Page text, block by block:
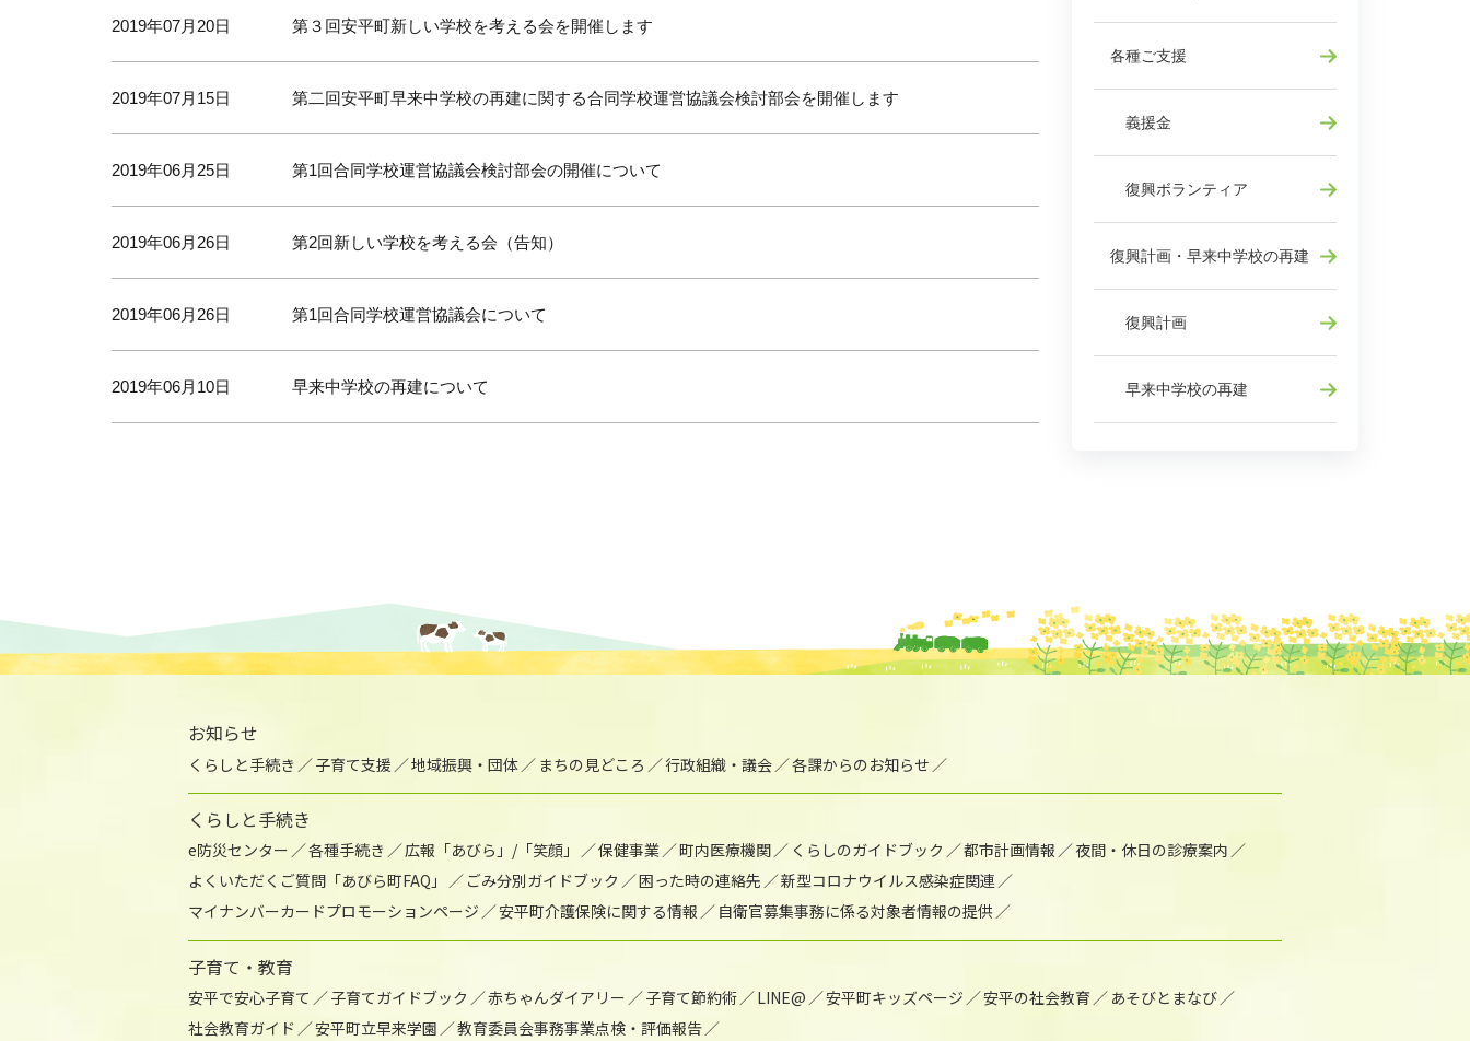
2019年07月20日 第３回安平町新しい学校を考える会を開催します
2019年07月15日 第二回安平町早来中学校の再建に関する合同学校運営協議会検討部会を開催します
2019年06月25日 第1回合同学校運営協議会検討部会の開催について
2019年06月26日 第2回新しい学校を考える会（告知）
2019年06月26日 第1回合同学校運営協議会について
2019年06月10日 早来中学校の再建について
各種ご支援
義援金
復興ボランティア
復興計画・早来中学校の再建
復興計画
早来中学校の再建
お知らせ
くらしと手続き 子育て支援 地域振興・団体 まちの見どころ 行政組織・議会 各課からのお知らせ
くらしと手続き
e防災センター 各種手続き 広報「あびら」/「笑顔」 保健事業 町内医療機関 くらしのガイドブック 都市計画情報
夜間・休日の診療案内
よくいただくご質問「あびら町FAQ」
ごみ分別ガイドブック 困った時の連絡先
新型コロナウイルス感染症関連
マイナンバーカードプロモーションページ
安平町介護保険に関する情報 自衛官募集事務に係る対象者情報の提供
子育て・教育
安平で安心子育て 子育てガイドブック 赤ちゃんダイアリー 子育て節約術 LINE@ 安平町キッズページ 安平の社会教育
あそびとまなび
社会教育ガイド
安平町立早来学園 教育委員会事務事業点検・評価報告